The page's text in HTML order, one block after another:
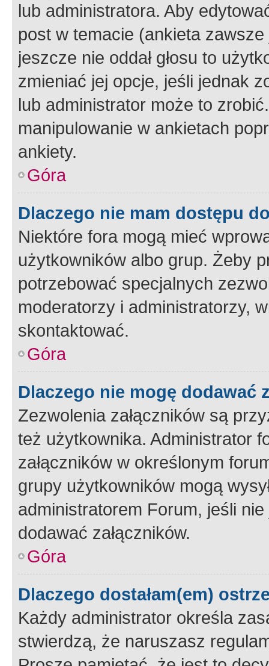
lub administratora. Aby
post w temacie (ankieta
jeszcze nie oddał głosu to
zmieniać jej opcje, jeśli jednak
lub administrator może to
manipulowanie w ankietach
ankiety.
Góra
Dlaczego nie mam dostępu
Niektóre fora mogą mieć
użytkowników albo grup. Żeby
potrzebować specjalnych
moderatorzy i administratorzy,
skontaktować.
Góra
Dlaczego nie mogę dodawać
Zezwolenia załączników są
też użytkownika. Administrator
załączników w określonym
grupy użytkowników mogą
administratorem Forum, jeśli
dodawać załączników.
Góra
Dlaczego dostałam(em)
Każdy administrator określa
stwierdzą, że naruszasz